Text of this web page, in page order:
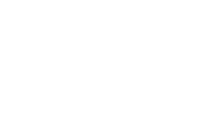
конкурса «Моя страна — моя
преступление. Два года назад он